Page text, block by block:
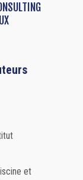
et